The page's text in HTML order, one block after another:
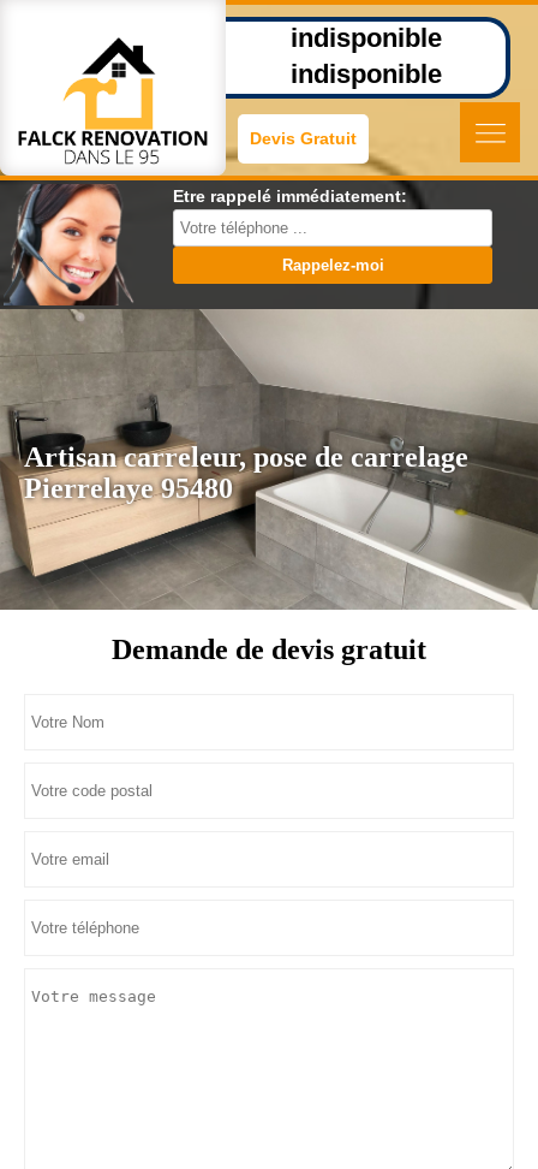
indisponible
indisponible
Devis Gratuit
Etre rappelé immédiatement:
Artisan carreleur, pose de carrelage
Pierrelaye 95480
Demande de devis gratuit